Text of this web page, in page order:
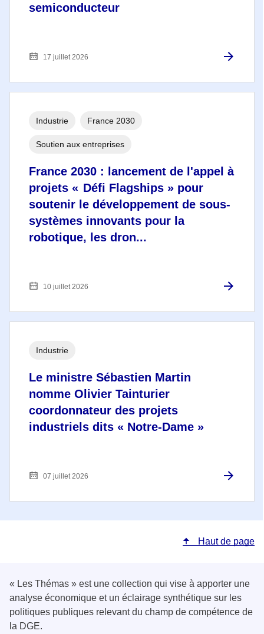
semiconducteur
17 juillet 2026
France 2030 : lancement de l'appel à
projets « Défi Flagships » pour
soutenir le développement de sous-
systèmes innovants pour la
robotique, les dron...
Industrie France 2030
Soutien aux entreprises
10 juillet 2026
Le ministre Sébastien Martin
nomme Olivier Tainturier
coordonnateur des projets
industriels dits « Notre-Dame »
Industrie
07 juillet 2026
Haut de page
« Les Thémas » est une collection qui vise à apporter une
analyse économique et un éclairage synthétique sur les
politiques publiques relevant du champ de compétence de
la DGE.